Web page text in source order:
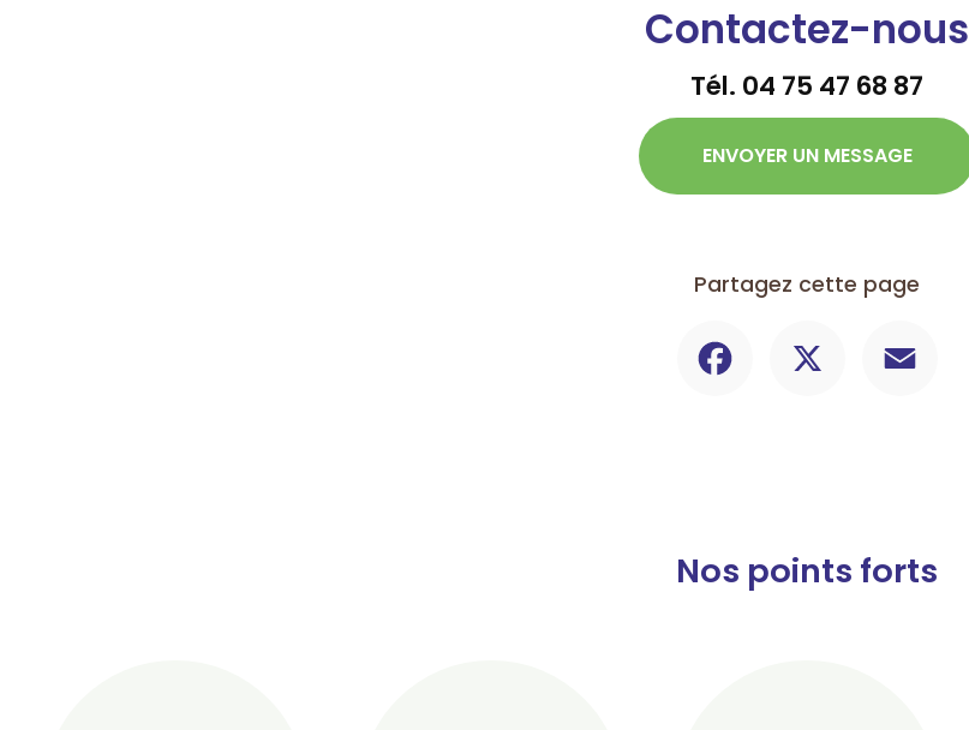
Contactez-nous
Tél. 04 75 47 68 87
ENVOYER UN MESSAGE
Partagez cette page
Nos points forts